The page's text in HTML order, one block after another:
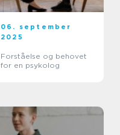
06. september
2025
Forståelse og behovet
for en psykolog